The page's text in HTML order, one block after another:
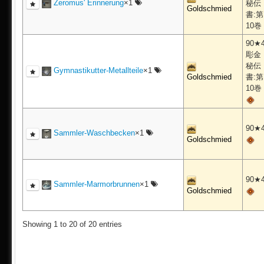
Zeromus' Erinnerung×1
Goldschmied
秘伝
書:第
10巻
Gymnastikutter-Metallteile×1
Goldschmied
彫金
秘伝
書:第
10巻
Sammler-Waschbecken×1
Goldschmied
Sammler-Marmorbrunnen×1
Goldschmied
Showing 1 to 20 of 20 entries